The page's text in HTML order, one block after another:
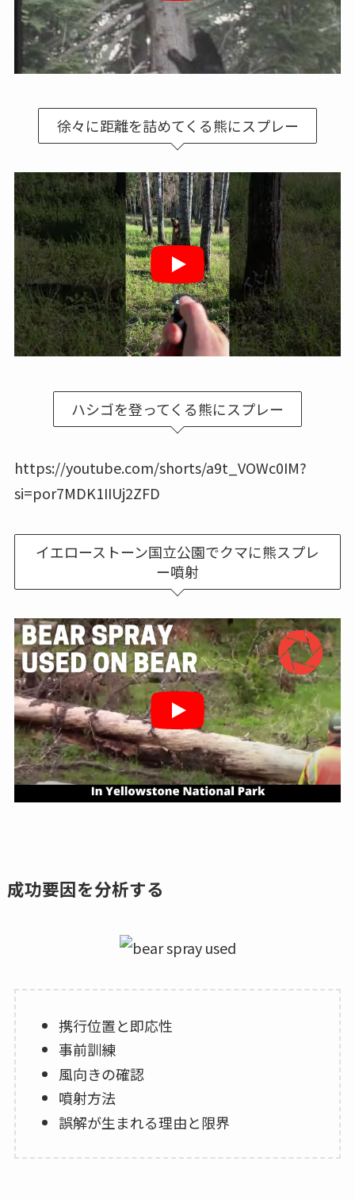
徐々に距離を詰めてくる熊にスプレー
ハシゴを登ってくる熊にスプレー
https://youtube.com/shorts/a9t_VOWc0IM?
si=por7MDK1IIUj2ZFD
イエローストーン国立公園でクマに熊スプレ
ー噴射
成功要因を分析する
携行位置と即応性
事前訓練
風向きの確認
噴射方法
誤解が生まれる理由と限界